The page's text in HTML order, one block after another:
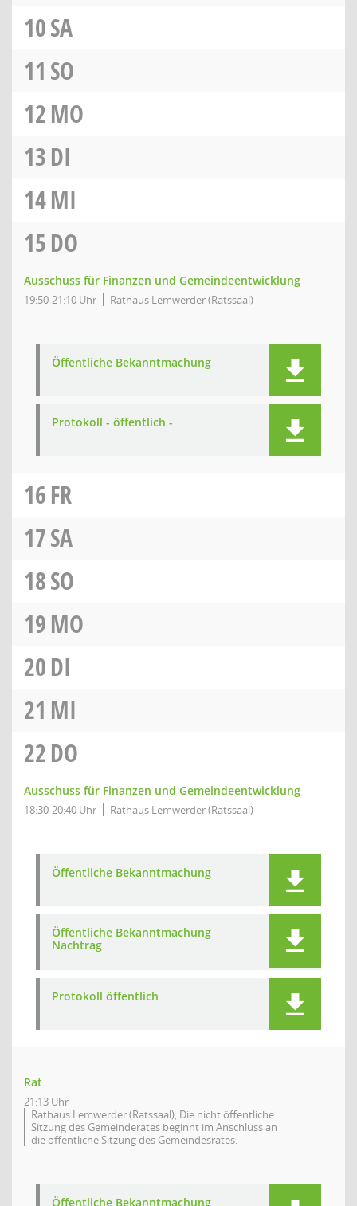
10SA
11 SO
12MO
13DI
14MI
15DO
Ausschuss für Finanzen und Gemeindeentwicklung
19:50-21:10 Uhr Rathaus Lemwerder (Ratssaal)
Öffentliche Bekanntmachung
Protokoll - öffentlich -
16FR
17SA
18SO
19MO
20DI
21 MI
22DO
Ausschuss für Finanzen und Gemeindeentwicklung
18:30-20:40 Uhr Rathaus Lemwerder (Ratssaal)
Öffentliche Bekanntmachung
Öffentliche Bekanntmachung
Nachtrag
Protokoll öffentlich
Rat
21:13 Uhr
Rathaus Lemwerder (Ratssaal), Die nicht öffentliche
Sitzung des Gemeinderates beginnt im Anschluss an
die öffentliche Sitzung des Gemeindesrates.
Öffentliche Bekanntmachung